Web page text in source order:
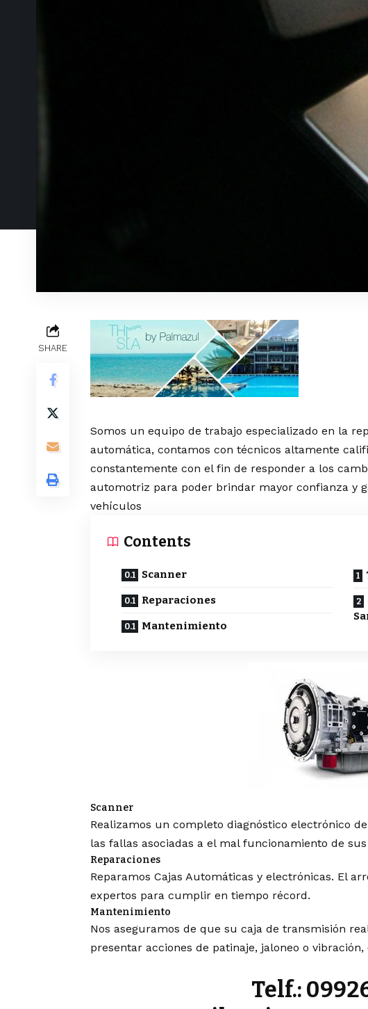
SHARE
Somos un equipo de trabajo especializado en la
automática, contamos con técnicos altamente
constantemente con el fin de responder a los
automotriz para poder brindar mayor confianza y
vehículos
Contents
Scanner
Reparaciones
Mantenimiento
Scanner
Realizamos un completo diagnóstico electrónico
las fallas asociadas a el mal funcionamiento de
Reparaciones
Reparamos Cajas Automáticas y electrónicas. El
expertos para cumplir en tiempo récord.
Mantenimiento
Nos aseguramos de que su caja de transmisión
presentar acciones de patinaje, jaloneo o
Telf.: